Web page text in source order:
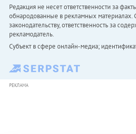
Редакция не несет ответственности за
обнародованные в рекламных материалах.
законодательству, ответственность за
рекламодатель.
Субъект в сфере онлайн-медиа;
РЕКЛАМА